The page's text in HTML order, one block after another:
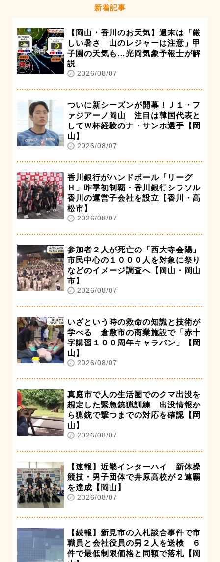
新着記事
【岡山・香川のお天気】週末は「厳
しい暑さ 山のレジャーは注意」甲
子園の天気も…光岡気象予報士が解
説
2026/08/07
ついに新シーズンが開幕！Ｊ１・フ
ァジアーノ岡山 注目は韓国代表と
してＷ杯経験のナ・サンホ選手【岡
山】
2026/08/07
香川銀行がハンドボール「リーグ
Ｈ」昨季初制覇・香川銀行シラソル
香川の運営子会社を設立【香川・高
松市】
2026/08/07
参加者２人が死亡の「西大寺会陽」
市民中心の１０００人を対象に祭り
などのイメージ調査へ【岡山・岡山
市】
2026/08/07
いざという時の救命の知識と技術が
学べる 倉敷市の商業施設で「赤十
字講習１００周年キャラバン」【岡
山】
2026/08/07
真庭市で人の生活圏でのクマ出没を
想定した緊急銃猟訓練 出没情報か
ら猟銃で撃つまでの対応を確認【岡
山】
2026/08/07
【速報】近畿インターハイ 新体操
競技・男子団体で井原高校が２連覇
を達成【岡山】
2026/08/07
【続報】新見市の入札談合事件で市
職員と会社役員の男２人を送検 ６
件で最低制限価格と同額で落札【岡